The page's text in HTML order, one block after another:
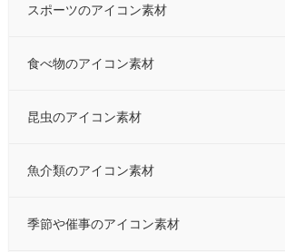
スポーツのアイコン素材
食べ物のアイコン素材
昆虫のアイコン素材
魚介類のアイコン素材
季節や催事のアイコン素材